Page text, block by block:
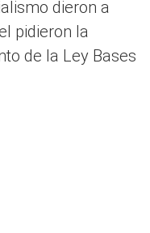
dieron a
pidieron la
de la Ley Bases